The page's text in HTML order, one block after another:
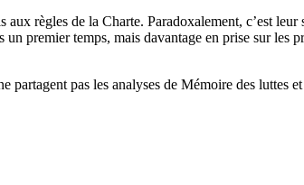
règles de la Charte. Paradoxalement, c’est
premier temps, mais davantage en prise sur
pas les analyses de Mémoire des luttes et